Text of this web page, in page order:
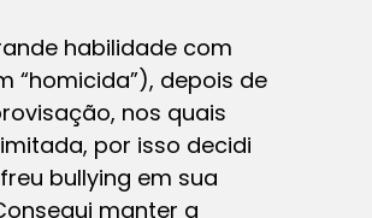
habilidade com
“homicida”), depois de
nos quais
por isso decidi
bullying em sua
manter a